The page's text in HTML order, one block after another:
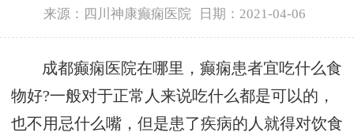
来源：四川神康癫痫医院 日期：2021-04-06
成都癫痫医院在哪里，癫痫患者宜吃什么食
物好?一般对于正常人来说吃什么都是可以的，
也不用忌什么嘴，但是患了疾病的人就得对饮食